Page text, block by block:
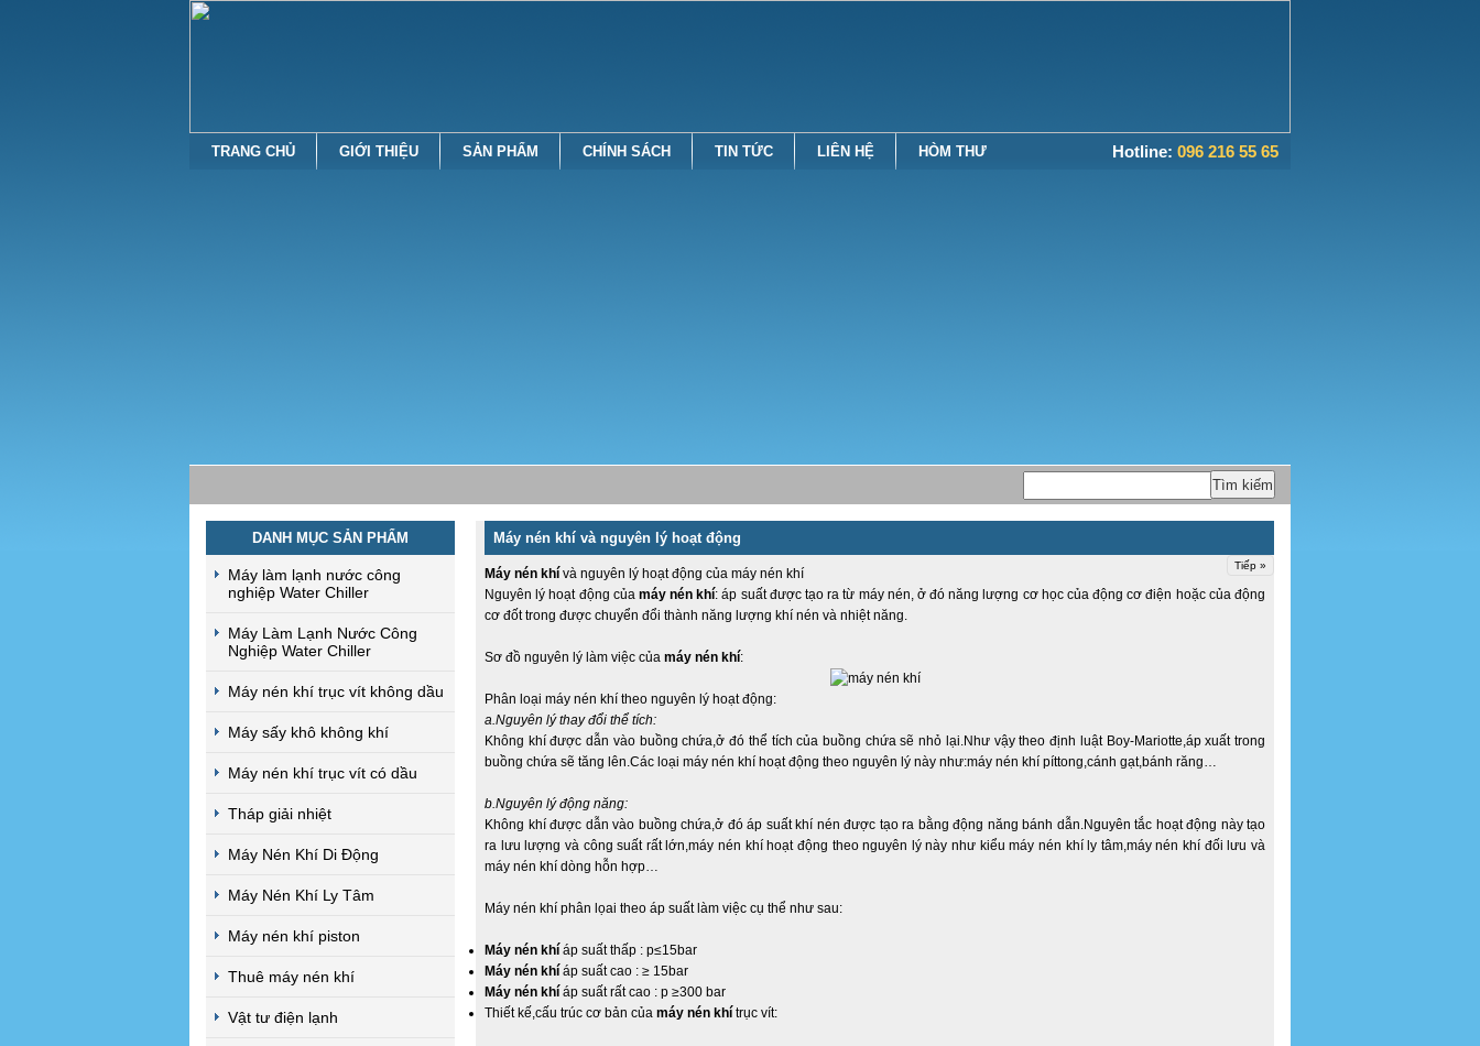
Hotline: 096 216 55 65
TRANG CHỦ GIỚI THIỆU SẢN PHẨM CHÍNH SÁCH TIN TỨC LIÊN HỆ HÒM THƯ
DANH MỤC SẢN PHẨM
Máy làm lạnh nước công
nghiệp Water Chiller
Máy Làm Lạnh Nước Công
Nghiệp Water Chiller
Máy nén khí trục vít không dầu
Máy sấy khô không khí
Máy nén khí trục vít có dầu
Tháp giải nhiệt
Máy Nén Khí Di Động
Máy Nén Khí Ly Tâm
Máy nén khí piston
Thuê máy nén khí
Vật tư điện lạnh
Máy nén khí và nguyên lý hoạt động
Máy nén khí và nguyên lý hoạt động của máy nén khí
Nguyên lý hoạt động của máy nén khí: áp suất được tạo ra từ máy nén, ở đó năng lượng cơ học của động cơ điện hoặc của động
cơ đốt trong được chuyển đổi thành năng lượng khí nén và nhiệt năng.
Sơ đồ nguyên lý làm việc của máy nén khí:
Phân loại máy nén khí theo nguyên lý hoạt động:
a.Nguyên lý thay đổi thể tích:
Không khí được dẫn vào buồng chứa,ở đó thể tích của buồng chứa sẽ nhỏ lại.Như vậy theo định luật Boy-Mariotte,áp xuất trong
buồng chứa sẽ tăng lên.Các loại máy nén khí hoạt động theo nguyên lý này như:máy nén khí píttong,cánh gạt,bánh răng…
b.Nguyên lý động năng:
Không khí được dẫn vào buồng chứa,ở đó áp suất khí nén được tạo ra bằng động năng bánh dẫn.Nguyên tắc hoạt động này tạo
ra lưu lượng và công suất rất lớn,máy nén khí hoạt động theo nguyên lý này như kiểu máy nén khí ly tâm,máy nén khí đối lưu và
máy nén khí dòng hỗn hợp…
Máy nén khí phân lọai theo áp suất làm việc cụ thể như sau:
Máy nén khí áp suất thấp : p≤15bar
Máy nén khí áp suất cao : ≥ 15bar
Máy nén khí áp suất rất cao : p ≥300 bar
Thiết kế,cấu trúc cơ bản của máy nén khí trục vít:
Tiếp »